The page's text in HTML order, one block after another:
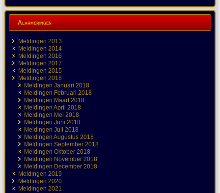
Alarmeringen
Meldingen 2013
Meldingen 2014
Meldingen 2016
Meldingen 2017
Meldingen 2015
Meldingen 2018
Meldingen Januari 2018
Meldingen Februari 2018
Meldingen Maart 2018
Meldingen April 2018
Meldingen Mei 2018
Meldingen Juni 2018
Meldingen Juli 2018
Meldingen Augustus 2018
Meldingen September 2018
Meldingen Oktober 2018
Meldingen November 2018
Meldingen December 2018
Meldingen 2019
Meldingen 2020
Meldingen 2021